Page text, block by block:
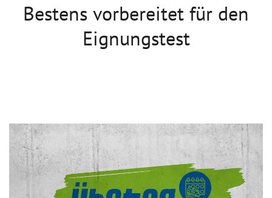
Bestens vorbereitet für den
Eignungstest